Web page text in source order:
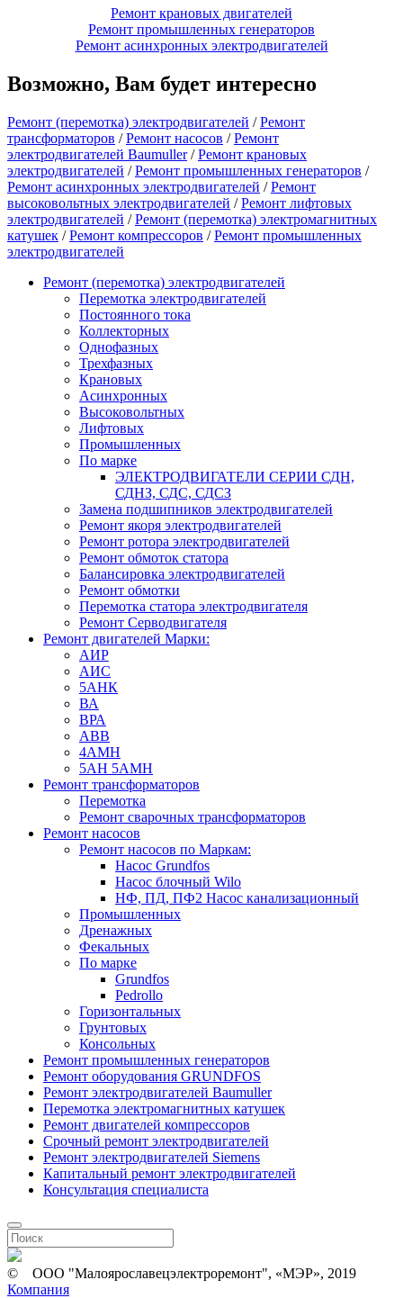
Ремонт крановых двигателей
Ремонт промышленных генераторов
Ремонт асинхронных электродвигателей
Возможно, Вам будет интересно
Ремонт (перемотка) электродвигателей /Ремонт
трансформаторов /Ремонт насосов /Ремонт
электродвигателей Baumuller /Ремонт крановых
электродвигателей /Ремонт промышленных генераторов /
Ремонт асинхронных электродвигателей /Ремонт
высоковольтных электродвигателей /Ремонт лифтовых
электродвигателей /Ремонт (перемотка) электромагнитных
катушек /Ремонт компрессоров /Ремонт промышленных
электродвигателей
Ремонт (перемотка) электродвигателей
Перемотка электродвигателей
Постоянного тока
Коллекторных
Однофазных
Трехфазных
Крановых
Асинхронных
Высоковольтных
Лифтовых
Промышленных
По марке
ЭЛЕКТРОДВИГАТЕЛИ СЕРИИ СДН,
СДНЗ, СДС, СДСЗ
Замена подшипников электродвигателей
Ремонт якоря электродвигателей
Ремонт ротора электродвигателей
Ремонт обмоток статора
Балансировка электродвигателей
Ремонт обмотки
Перемотка статора электродвигателя
Ремонт Серводвигателя
Ремонт двигателей Марки:
АИР
АИС
5АНК
ВА
ВРА
ABB
4АМН
5АН 5АМН
Ремонт трансформаторов
Перемотка
Ремонт сварочных трансформаторов
Ремонт насосов
Ремонт насосов по Маркам:
Насос Grundfos
Насос блочный Wilo
НФ, ПД, ПФ2 Насос канализационный
Промышленных
Дренажных
Фекальных
По марке
Grundfos
Pedrollo
Горизонтальных
Грунтовых
Консольных
Ремонт промышленных генераторов
Ремонт оборудования GRUNDFOS
Ремонт электродвигателей Baumuller
Перемотка электромагнитных катушек
Ремонт двигателей компрессоров
Срочный ремонт электродвигателей
Ремонт электродвигателей Siemens
Капитальный ремонт электродвигателей
Консультация специалиста
© ООО "Малоярославецэлектроремонт", «МЭР», 2019
Компания